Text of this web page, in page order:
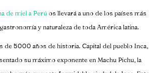
de miel a Perú os llevará a uno de los países más
y naturaleza de toda América latina.
de 5000 años de historia. Capital del pueblo Inca,
su máximo exponente en Machu Pichu, la